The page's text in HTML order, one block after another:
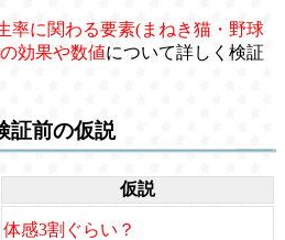
率に関わる要素(まねき猫・野球
効果や数値について詳しく検証
証前の仮説
仮説
体感3割ぐらい？